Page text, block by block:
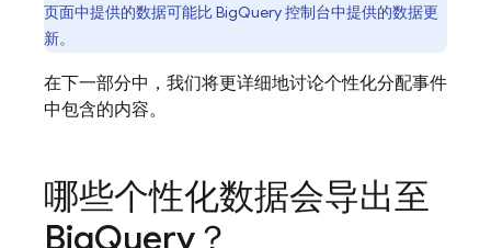
页面中提供的数据可能比 BigQuery控制台中提供的数据更
新。
在下一部分中，我们将更详细地讨论个性化分配事件
中包含的内容。
哪些个性化数据会导出至
BigQuery ？